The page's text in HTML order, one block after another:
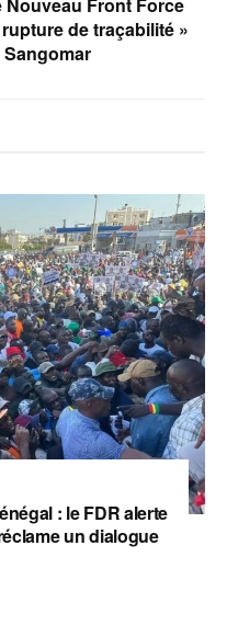
de traçabilité »
: le FDR alerte
un dialogue